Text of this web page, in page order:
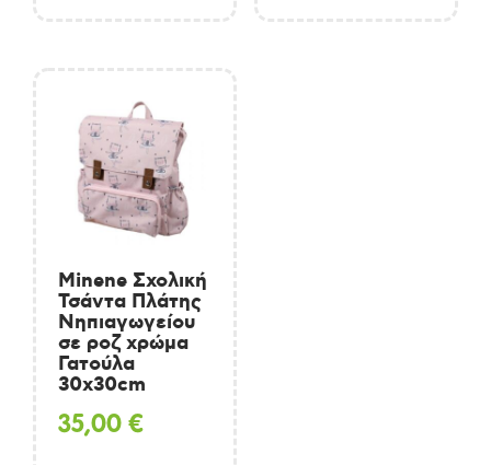
Minene Σχολική
Τσάντα Πλάτης
Νηπιαγωγείου
σε ροζ χρώμα
Γατούλα
30x30cm
35,00€